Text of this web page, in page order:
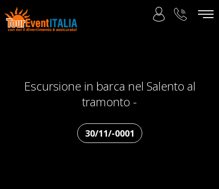
Escursione in barca nel Salento al
tramonto -
30/11/-0001